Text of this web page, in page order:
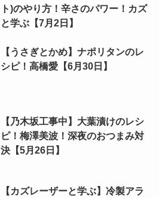
ト)のやり方！辛さのパワー！カズ
と学ぶ【7月2日】
【うさぎとかめ】ナポリタンのレ
シピ！高橋愛【6月30日】
【乃木坂工事中】大葉漬けのレシ
ピ！梅澤美波！深夜のおつまみ対
決【5月26日】
【カズレーザーと学ぶ】冷製アラ